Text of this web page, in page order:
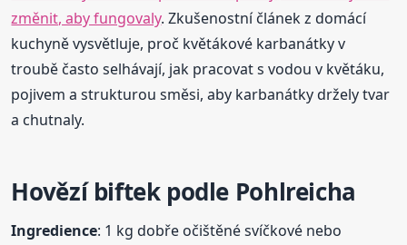
změnit, aby fungovaly. Zkušenostní článek z domácí
kuchyně vysvětluje, proč květákové karbanátky v
troubě často selhávají, jak pracovat s vodou v květáku,
pojivem a strukturou směsi, aby karbanátky držely tvar
a chutnaly.
Hovězí biftek podle Pohlreicha
Ingredience: 1 kg dobře očištěné svíčkové nebo